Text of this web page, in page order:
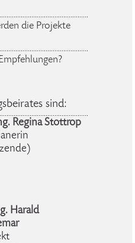
die Projekte
sind:
Regina Stottrop
Harald